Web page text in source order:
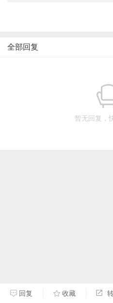
全部回复
暂无回复，
回复 收藏